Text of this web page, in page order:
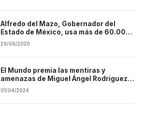
Alfredo del Mazo, Gobernador del
Estado de México, usa más de 60.000
bots
29/06/2020
El Mundo premia las mentiras y
amenazas de Miguel Ángel Rodriguez
con una entrevista en portada
01/04/2024